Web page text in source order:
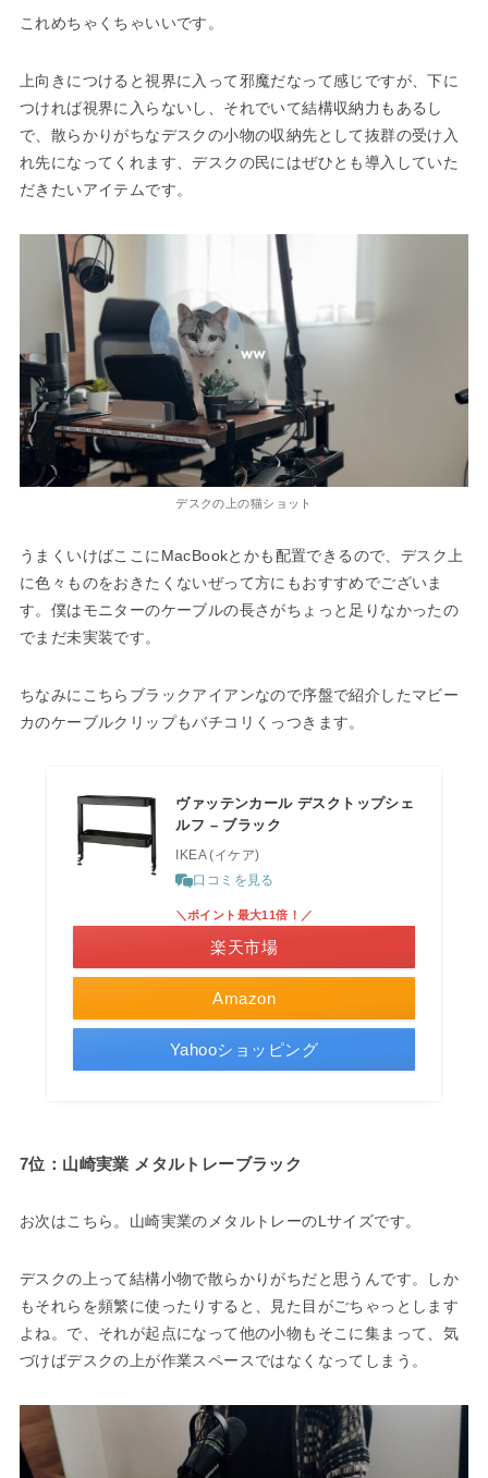
これめちゃくちゃいいです。
上向きにつけると視界に入って邪魔だなって感じですが、下に
つければ視界に入らないし、それでいて結構収納力もあるし
で、散らかりがちなデスクの小物の収納先として抜群の受け入
れ先になってくれます、デスクの民にはぜひとも導入していた
だきたいアイテムです。
デスクの上の猫ショット
うまくいけばここにMacBookとかも配置できるので、デスク上
に色々ものをおきたくないぜって方にもおすすめでございま
す。僕はモニターのケーブルの長さがちょっと足りなかったの
でまだ未実装です。
ちなみにこちらブラックアイアンなので序盤で紹介したマビー
カのケーブルクリップもバチコリくっつきます。
ヴァッテンカール デスクトップシェ
ルフ – ブラック
IKEA (イケア)
口コミを見る
Amazon
＼ポイント最大11倍！／
楽天市場
Yahooショッピング
7位：山崎実業 メタルトレーブラック
お次はこちら。山崎実業のメタルトレーのLサイズです。
デスクの上って結構小物で散らかりがちだと思うんです。しか
もそれらを頻繁に使ったりすると、見た目がごちゃっとします
よね。で、それが起点になって他の小物もそこに集まって、気
づけばデスクの上が作業スペースではなくなってしまう。